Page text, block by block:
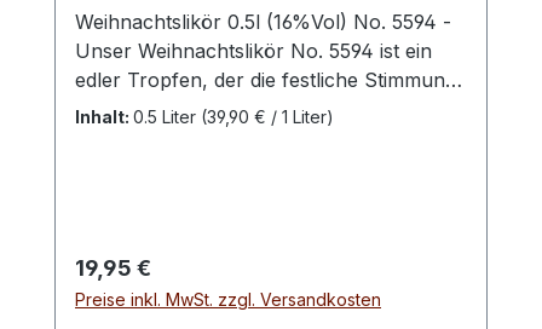
Weihnachtslikör 0.5l (16%Vol) No. 5594 -
Unser Weihnachtslikör No. 5594 ist ein
edler Tropfen, der die festliche Stimmung
in jeder Flasche einfängt. Mit einem
Geschmackserlebnis, das an den Duft von
frisch gebackenen Plätzchen und
Inhalt: 0.5 Liter (39,90 € / 1 Liter)
Regulärer Preis:
19,95 €
Preise inkl. MwSt. zzgl. Versandkosten